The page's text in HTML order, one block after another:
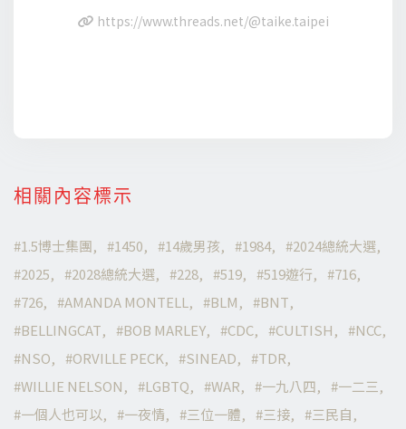
https://www.threads.net/@taike.taipei
相關內容標示
1.5博士集團 1450 14歲男孩 1984
2024總統大選
2025
2028總統大選 228 519 519遊行
716
726
AMANDA MONTELL BLM
BNT
BELLINGCAT
BOB MARLEY CDC CULTISH
NCC
NSO
ORVILLE PECK SINEAD
TDR
WILLIE NELSON
LGBTQ WAR 一九八四
一二三
一個人也可以
一夜情 三位一體 三接
三民自